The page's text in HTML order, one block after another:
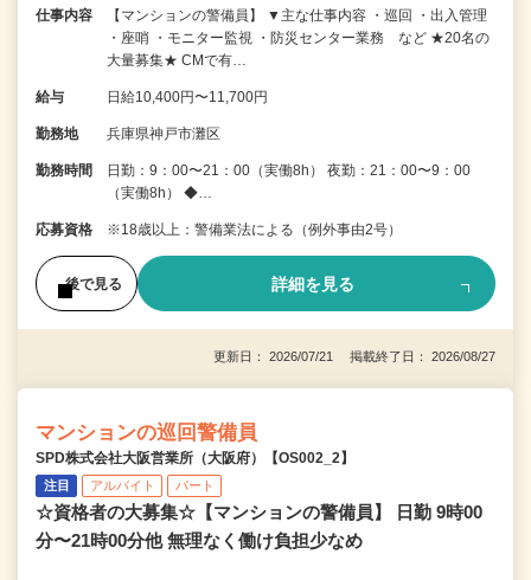
仕事内容
【マンションの警備員】 ▼主な仕事内容 ・巡回 ・出入管理
・座哨 ・モニター監視 ・防災センター業務 など ★20名の
大量募集★ CMで有…
給与 日給10,400円〜11,700円
勤務地 兵庫県神戸市灘区
勤務時間
日勤：9：00〜21：00（実働8h） 夜勤：21：00〜9：00
（実働8h） ◆…
応募資格 ※18歳以上：警備業法による（例外事由2号）
後で見る 詳細を見る
更新日： 2026/07/21 掲載終了日： 2026/08/27
マンションの巡回警備員
SPD株式会社大阪営業所（大阪府）【OS002_2】
注目 アルバイト パート
☆資格者の大募集☆【マンションの警備員】 日勤 9時00
分〜21時00分他 無理なく働け負担少なめ